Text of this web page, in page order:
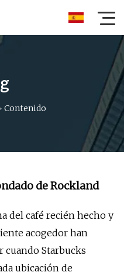
Contenido
de Rockland
del café recién hecho y
acogedor han
cuando Starbucks
ubicación de